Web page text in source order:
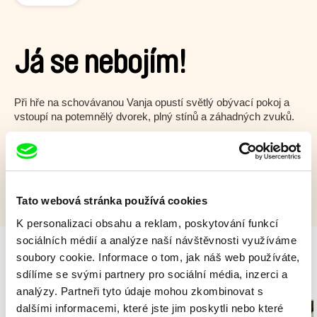
Tato webová stránka používá cookies
K personalizaci obsahu a reklam, poskytování funkcí
sociálních médií a analýze naší návštěvnosti využíváme
soubory cookie. Informace o tom, jak náš web používáte,
sdílíme se svými partnery pro sociální média, inzerci a
analýzy. Partneři tyto údaje mohou zkombinovat s
dalšími informacemi, které jste jim poskytli nebo které
Já se nebojím!
Při hře na schovávanou Vanja opustí světlý obývací pokoj a
vstoupí na potemnělý dvorek, plný stínů a záhadných zvuků.
Zobrazit více
Milý tati - speciál